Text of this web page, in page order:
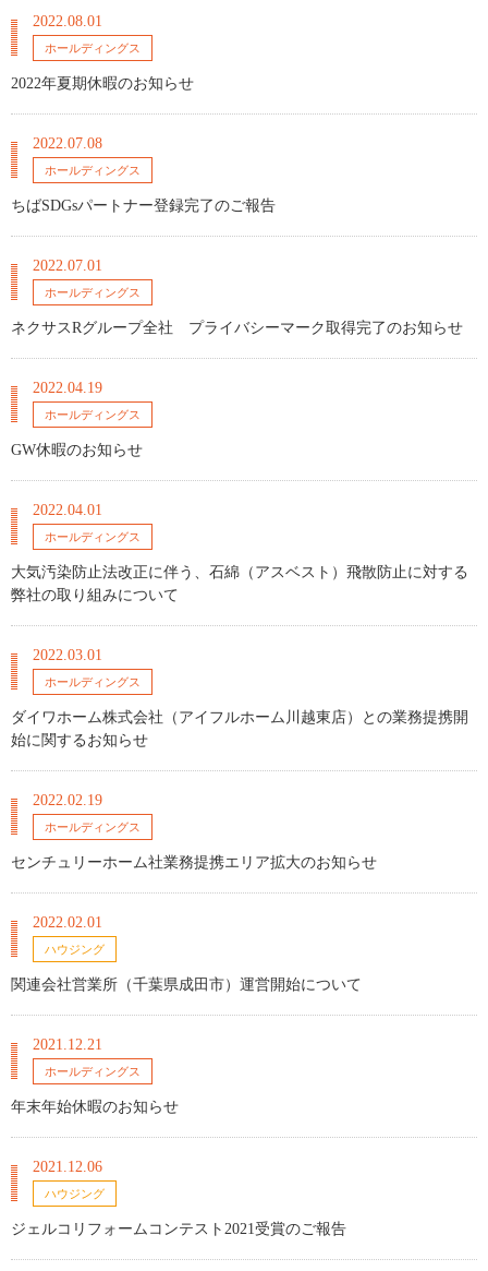
2022.08.01
ホールディングス
2022年夏期休暇のお知らせ
2022.07.08
ホールディングス
ちばSDGsパートナー登録完了のご報告
2022.07.01
ホールディングス
ネクサスRグループ全社 プライバシーマーク取得完了のお知らせ
2022.04.19
ホールディングス
GW休暇のお知らせ
2022.04.01
ホールディングス
大気汚染防止法改正に伴う、石綿（アスベスト）飛散防止に対する
弊社の取り組みについて
2022.03.01
ホールディングス
ダイワホーム株式会社（アイフルホーム川越東店）との業務提携開
始に関するお知らせ
2022.02.19
ホールディングス
センチュリーホーム社業務提携エリア拡大のお知らせ
2022.02.01
ハウジング
関連会社営業所（千葉県成田市）運営開始について
2021.12.21
ホールディングス
年末年始休暇のお知らせ
2021.12.06
ハウジング
ジェルコリフォームコンテスト2021受賞のご報告